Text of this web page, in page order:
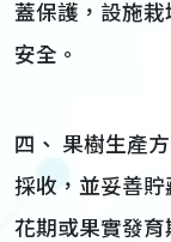
蓋保護，設施
安全。
四、 果樹生產
採收，並妥善
花期或果實發